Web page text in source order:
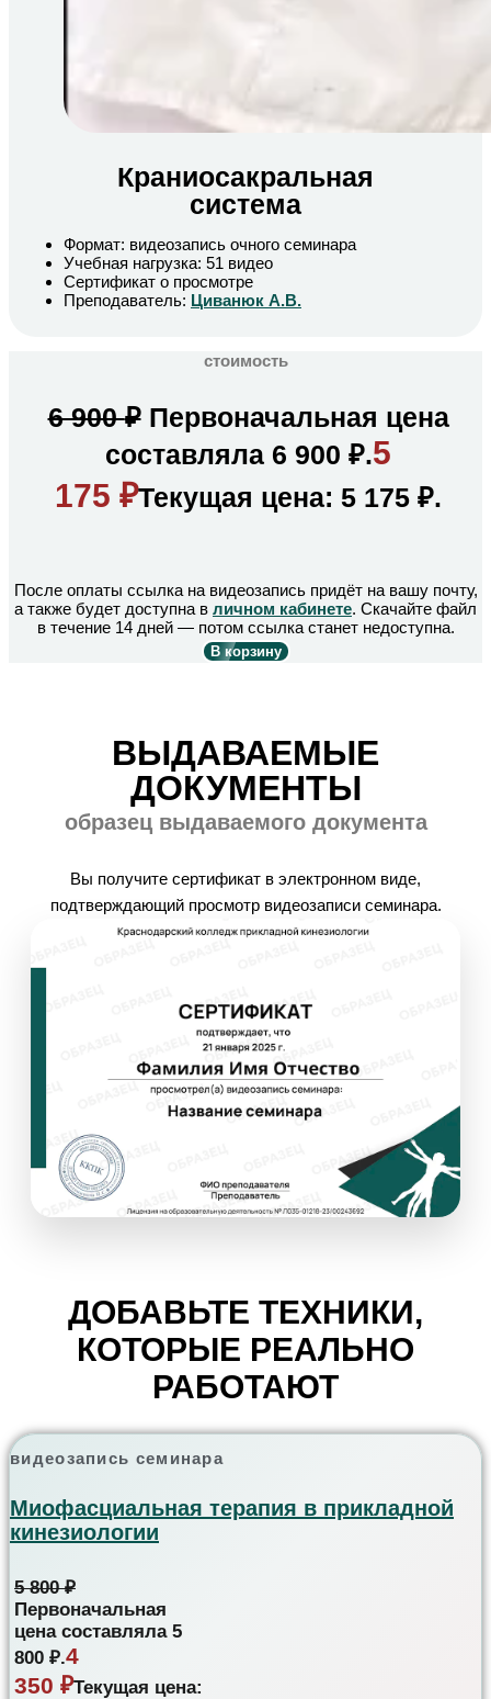
Краниосакральная
система
Формат: видеозапись очного семинара
Учебная нагрузка: 51 видео
Сертификат о просмотре
Преподаватель: Циванюк А.В.
стоимость
6 900₽ Первоначальная цена
составляла 6 900 ₽.5
175 ₽Текущая цена: 5 175 ₽.
После оплаты ссылка на видеозапись придёт на вашу почту,
а также будет доступна в личном кабинете. Скачайте файл
в течение 14 дней — потом ссылка станет недоступна.
В корзину
ВЫДАВАЕМЫЕ
ДОКУМЕНТЫ
образец выдаваемого документа
Вы получите сертификат в электронном виде,
подтверждающий просмотр видеозаписи семинара.
ДОБАВЬТЕ ТЕХНИКИ,
КОТОРЫЕ РЕАЛЬНО
РАБОТАЮТ
видеозапись семинара
Миофасциальная терапия в прикладной
кинезиологии
5 800₽
Первоначальная
цена составляла 5
800 ₽.4
350 ₽Текущая цена: